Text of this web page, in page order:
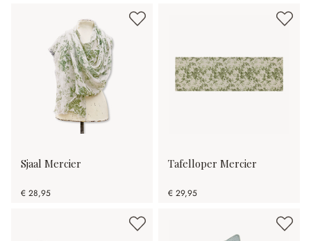
Sjaal Mercier
€ 28,95
Tafelloper Mercier
€ 29,95